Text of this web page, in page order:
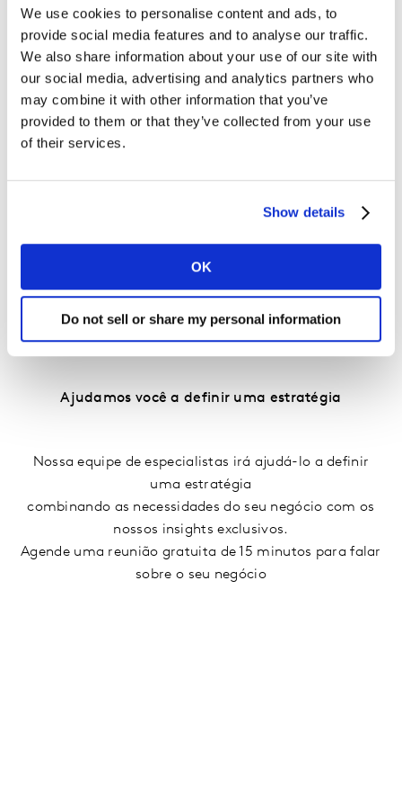
We use cookies to personalise content and ads, to
provide social media features and to analyse our traffic.
We also share information about your use of our site with
our social media, advertising and analytics partners who
may combine it with other information that you’ve
provided to them or that they’ve collected from your use
of their services.
Show details
OK
Do not sell or share my personal information
toda a região.
O desempenho de marcas globais em uma região
dominada por marcas locais.
Estudos de caso que decodificam aceleradores de
crescimento que irão inspirá-lo.
O que as marcas devem fazer para aproveitar as
Assista ao Webinar sob demanda
Ajudamos você a definir uma estratégia
Nossa equipe de especialistas irá ajudá-lo a definir
uma estratégia
combinando as necessidades do seu negócio com os
nossos insights exclusivos.
Agende uma reunião gratuita de 15 minutos para falar
sobre o seu negócio